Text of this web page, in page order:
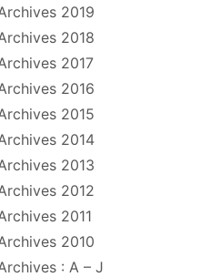
2019
2018
2017
2016
2015
2014
2013
2012
2011
2010
: A – J